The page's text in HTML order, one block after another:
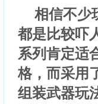
相信不少
都是比较吓
系列肯定适
格，而采用
组装武器玩